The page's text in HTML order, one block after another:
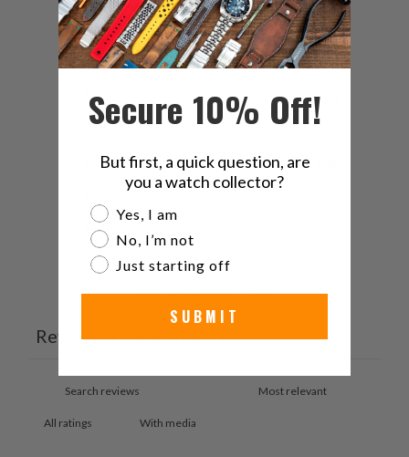
5 / 51 review
100
0
Ask a questionWrite a review
Reviews 1 Questions 0
With media
Secure 10% Off!
But first, a quick question, are
you a watch collector?
Are you a watch collector?
Yes, I am
No, I’m not
Just starting off
SUBMIT